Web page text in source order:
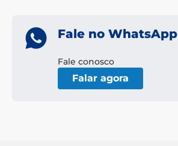
Fale no WhatsApp
Fale conosco
Falar agora